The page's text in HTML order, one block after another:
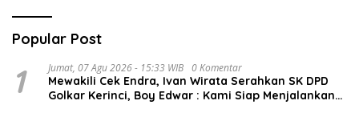
Popular Post
1 Jumat, 07 Agu 2026 - 15:33 WIB 0 Komentar
Mewakili Cek Endra, Ivan Wirata Serahkan SK DPD
Golkar Kerinci, Boy Edwar : Kami Siap Menjalankan